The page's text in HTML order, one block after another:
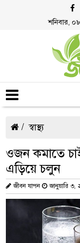
শনিবার,
স্বাস্থ্য
ওজন কমাতে
এড়িয়ে চলুন
জীবন যাপন জানুয়ারি